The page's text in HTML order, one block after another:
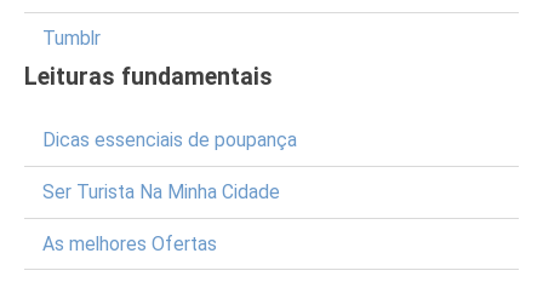
Tumblr
Leituras fundamentais
Dicas essenciais de poupança
Ser Turista Na Minha Cidade
As melhores Ofertas